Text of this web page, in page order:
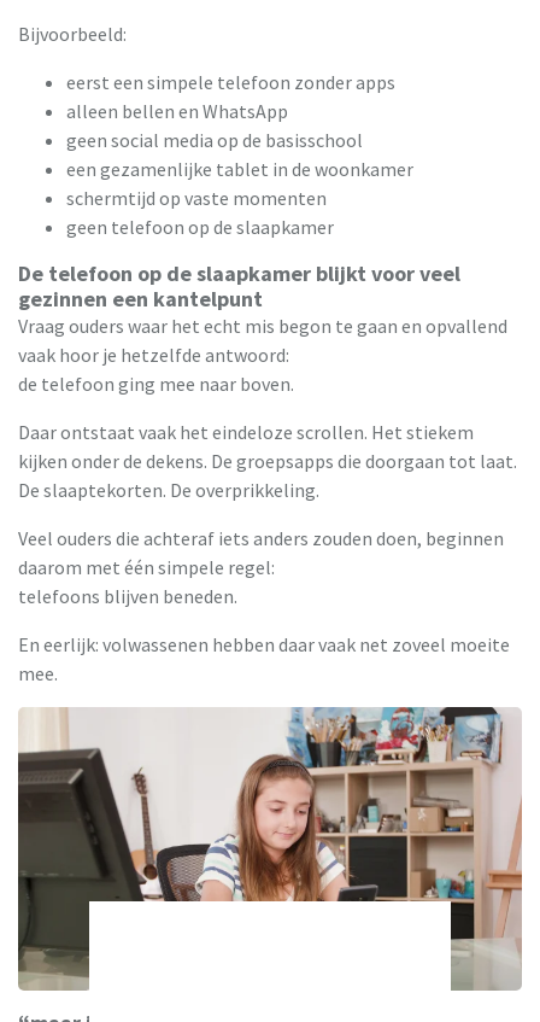
Bijvoorbeeld:
eerst een simpele telefoon zonder apps
alleen bellen en WhatsApp
geen social media op de basisschool
een gezamenlijke tablet in de woonkamer
schermtijd op vaste momenten
geen telefoon op de slaapkamer
De telefoon op de slaapkamer blijkt voor veel
gezinnen een kantelpunt
Vraag ouders waar het echt mis begon te gaan en opvallend
vaak hoor je hetzelfde antwoord:
de telefoon ging mee naar boven.
Daar ontstaat vaak het eindeloze scrollen. Het stiekem
kijken onder de dekens. De groepsapps die doorgaan tot laat.
De slaaptekorten. De overprikkeling.
Veel ouders die achteraf iets anders zouden doen, beginnen
daarom met één simpele regel:
telefoons blijven beneden.
En eerlijk: volwassenen hebben daar vaak net zoveel moeite
mee.